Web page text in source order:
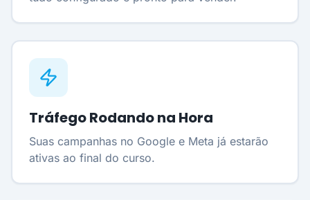
Tráfego Rodando na Hora
Suas campanhas no Google e Meta já estarão
ativas ao final do curso.